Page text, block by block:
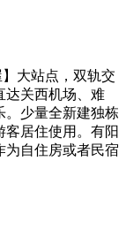
大站点，双轨交
达关西机场、难
。少量全新建独栋
客居住使用。有阳
为自住房或者民宿